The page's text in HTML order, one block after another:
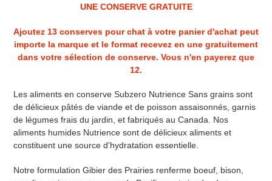
à
votre
panier
UNE CONSERVE GRATUITE
Ajoutez 13 conserves pour chat à votre panier d'achat peut
importe la marque et le format recevez en une gratuitement
dans votre sélection de conserve. Vous n'en payerez que
12.
Les aliments en conserve Subzero Nutrience Sans grains sont
de délicieux pâtés de viande et de poisson assaisonnés, garnis
de légumes frais du jardin, et fabriqués au Canada. Nos
aliments humides Nutrience sont de délicieux aliments et
constituent une source d'hydratation essentielle.
Notre formulation Gibier des Prairies renferme boeuf, bison,